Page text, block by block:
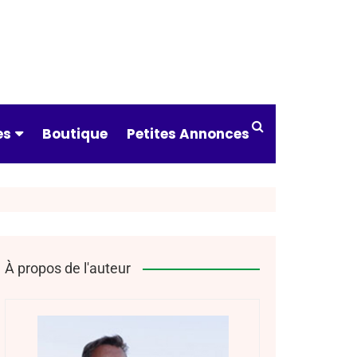
pratiques
Boutique Petites Annonces
À propos de l'auteur